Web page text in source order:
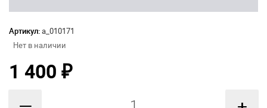
Артикул:а_010171
Нет в наличии
1 400 ₽